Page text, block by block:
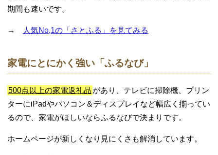
期間も速いです。
→ 人気No,1の「さとふる」を見てみる
家電にとにかく強い「ふるなび」
500点以上の家電返礼品 があり、テレビに掃除機、プリン
ターにiPadやパソコン＆ディスプレイなど幅広く揃ってい
るので、家電がほしいならふるなびで決まりです。
ホームページが新しくなり見にくさも解消しています。